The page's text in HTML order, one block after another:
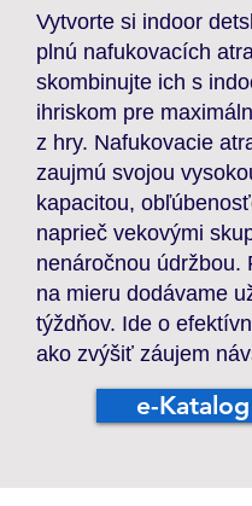
Vytvorte si indoor
plnú nafukovacích
skombinujte ich s
ihriskom pre
z hry. Nafukovacie
zaujmú svojou
kapacitou,
naprieč vekovými
nenáročnou údržbou.
na mieru dodávame
týždňov. Ide o
ako zvýšiť záujem
e-Katalog